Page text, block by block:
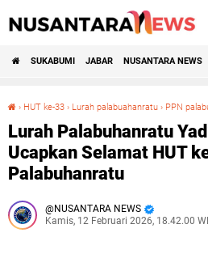
SUKABUMI JABAR NUSANTARA NEWS
› HUT ke-33 › Lurah palabuahanratu › PPN
Lurah Palabuhanratu
Ucapkan Selamat HUT
Palabuhanratu
NUSANTARA NEWS
Kamis, 12 Februari 2026, 18.42.00